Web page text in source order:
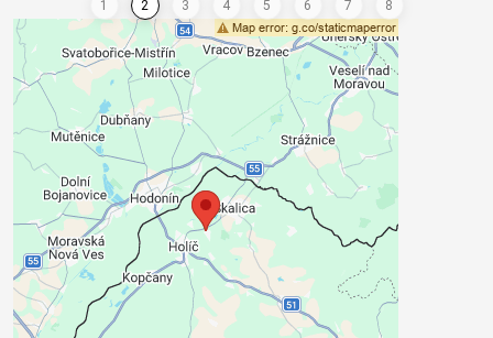
Conținutul extern este blocat de
opțiunile de confidențialitate
Doriți să încărcați conținut extern?
Admite acum
Accept- cookie type: Funcțional